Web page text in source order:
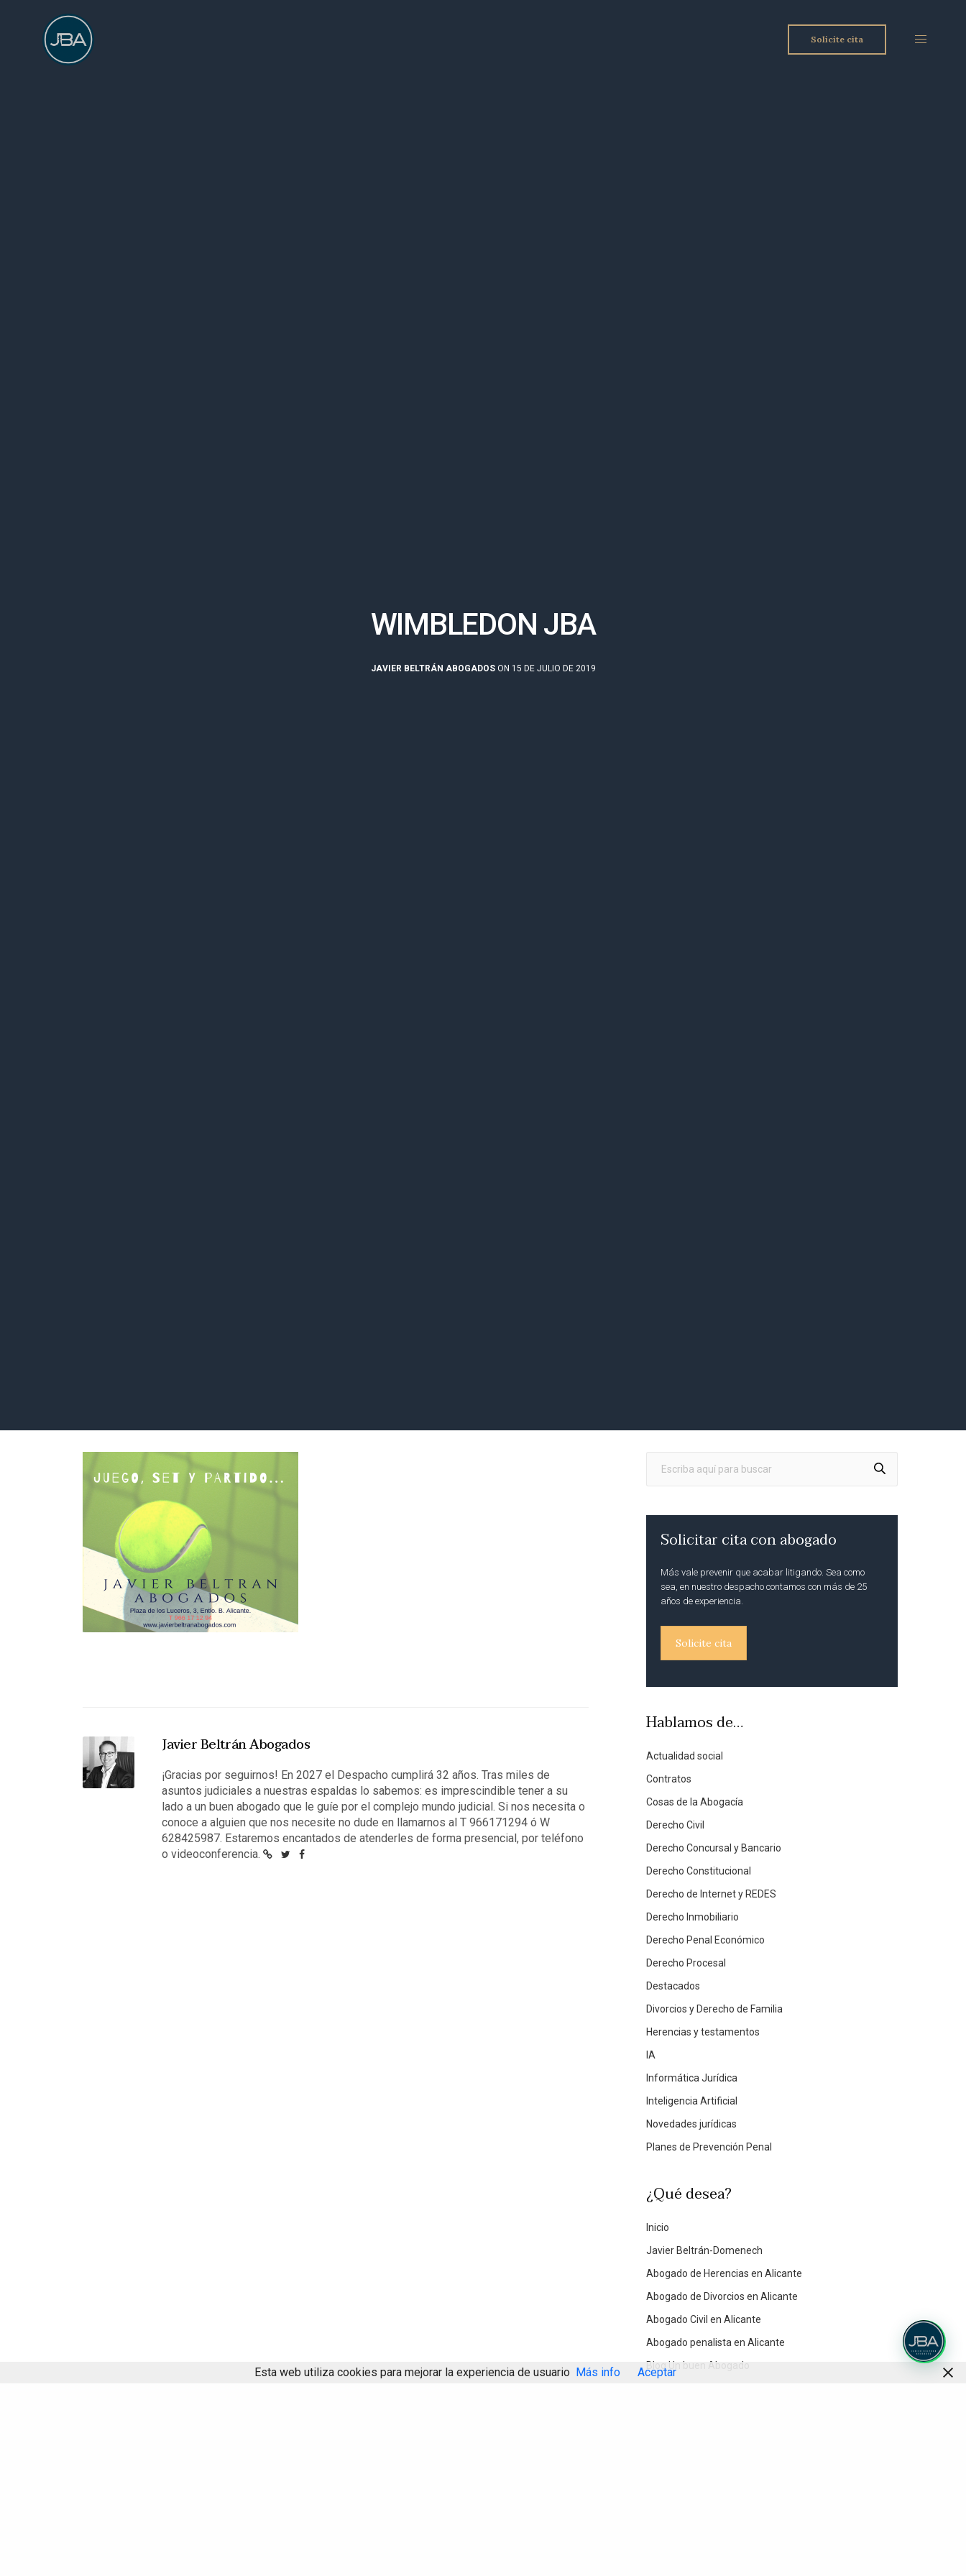
Solicite cita
WIMBLEDON JBA
JAVIER BELTRÁN ABOGADOSON 15 DE JULIO DE 2019
Javier Beltrán Abogados
¡Gracias por seguirnos! En 2027 el Despacho cumplirá 32 años. Tras miles de
asuntos judiciales a nuestras espaldas lo sabemos: es imprescindible tener a su
lado a un buen abogado que le guíe por el complejo mundo judicial. Si nos necesita o
conoce a alguien que nos necesite no dude en llamarnos al T 966171294 ó W
628425987. Estaremos encantados de atenderles de forma presencial, por teléfono
o videoconferencia.
Solicitar cita con abogado
Más vale prevenir que acabar litigando. Sea como
sea, en nuestro despacho contamos con más de 25
años de experiencia.
Solicite cita
Hablamos de…
Actualidad social
Contratos
Cosas de la Abogacía
Derecho Civil
Derecho Concursal y Bancario
Derecho Constitucional
Derecho de Internet y REDES
Derecho Inmobiliario
Derecho Penal Económico
Derecho Procesal
Destacados
Divorcios y Derecho de Familia
Herencias y testamentos
IA
Informática Jurídica
Inteligencia Artificial
Novedades jurídicas
Planes de Prevención Penal
¿Qué desea?
Inicio
Javier Beltrán-Domenech
Abogado de Herencias en Alicante
Abogado de Divorcios en Alicante
Abogado Civil en Alicante
Abogado penalista en Alicante
Blog Un buen Abogado
Esta web utiliza cookies para mejorar la experiencia de usuario Más info Aceptar